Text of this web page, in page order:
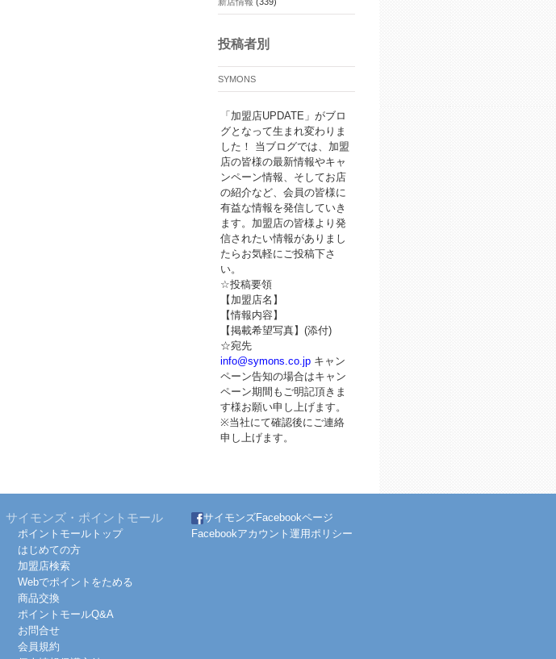
投稿者別
SYMONS
「加盟店UPDATE」がブロ
グとなって生まれ変わりま
した！ 当ブログでは、加盟
店の皆様の最新情報やキャ
ンペーン情報、そしてお店
の紹介など、会員の皆様に
有益な情報を発信していき
ます。加盟店の皆様より発
信されたい情報がありまし
たらお気軽にご投稿下さ
い。
☆投稿要領
【加盟店名】
【情報内容】
【掲載希望写真】(添付)
☆宛先
info@symons.co.jpキャン
ペーン告知の場合はキャン
ペーン期間もご明記頂きま
す様お願い申し上げます。
※当社にて確認後にご連絡
申し上げます。
サイモンズ・ポイントモール
ポイントモールトップ
はじめての方
加盟店検索
Webでポイントをためる
商品交換
ポイントモールQ&A
お問合せ
会員規約
サイモンズFacebookページ
Facebookアカウント運用ポリシー